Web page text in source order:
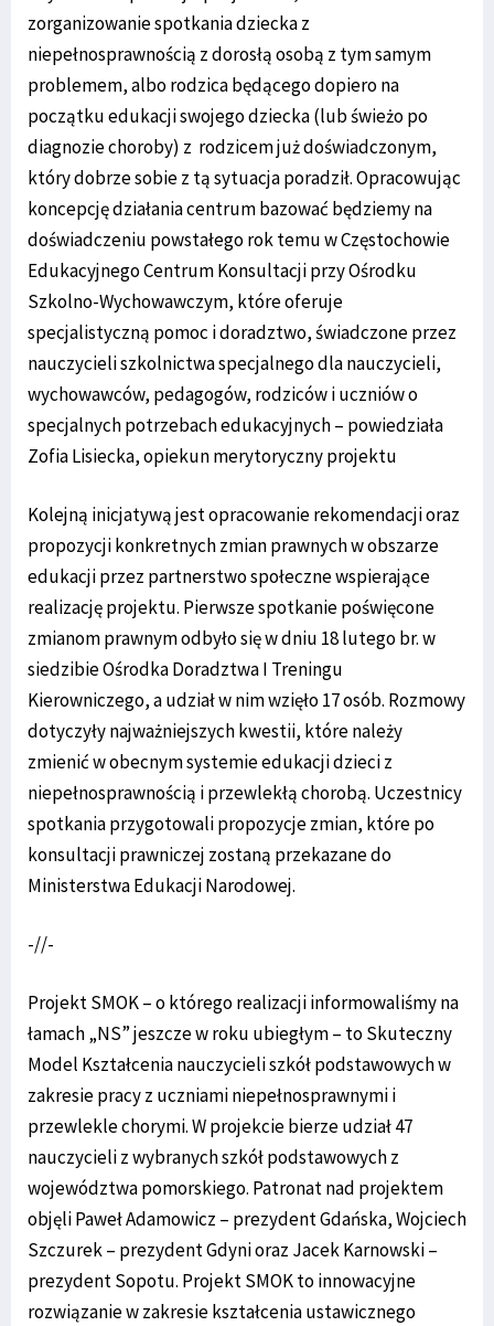
zorganizowanie spotkania dziecka z
niepełnosprawnością z dorosłą osobą z tym samym
problemem, albo rodzica będącego dopiero na
początku edukacji swojego dziecka (lub świeżo po
diagnozie choroby) z rodzicem już doświadczonym,
który dobrze sobie z tą sytuacja poradził. Opracowując
koncepcję działania centrum bazować będziemy na
doświadczeniu powstałego rok temu w Częstochowie
Edukacyjnego Centrum Konsultacji przy Ośrodku
Szkolno-Wychowawczym, które oferuje
specjalistyczną pomoc i doradztwo, świadczone przez
nauczycieli szkolnictwa specjalnego dla nauczycieli,
wychowawców, pedagogów, rodziców i uczniów o
specjalnych potrzebach edukacyjnych – powiedziała
Zofia Lisiecka, opiekun merytoryczny projektu
Kolejną inicjatywą jest opracowanie rekomendacji oraz
propozycji konkretnych zmian prawnych w obszarze
edukacji przez partnerstwo społeczne wspierające
realizację projektu. Pierwsze spotkanie poświęcone
zmianom prawnym odbyło się w dniu 18 lutego br. w
siedzibie Ośrodka Doradztwa I Treningu
Kierowniczego, a udział w nim wzięło 17 osób. Rozmowy
dotyczyły najważniejszych kwestii, które należy
zmienić w obecnym systemie edukacji dzieci z
niepełnosprawnością i przewlekłą chorobą. Uczestnicy
spotkania przygotowali propozycje zmian, które po
konsultacji prawniczej zostaną przekazane do
Ministerstwa Edukacji Narodowej.
-//-
Projekt SMOK – o którego realizacji informowaliśmy na
łamach „NS” jeszcze w roku ubiegłym – to Skuteczny
Model Kształcenia nauczycieli szkół podstawowych w
zakresie pracy z uczniami niepełnosprawnymi i
przewlekle chorymi. W projekcie bierze udział 47
nauczycieli z wybranych szkół podstawowych z
województwa pomorskiego. Patronat nad projektem
objęli Paweł Adamowicz – prezydent Gdańska, Wojciech
Szczurek – prezydent Gdyni oraz Jacek Karnowski –
prezydent Sopotu. Projekt SMOK to innowacyjne
rozwiązanie w zakresie kształcenia ustawicznego